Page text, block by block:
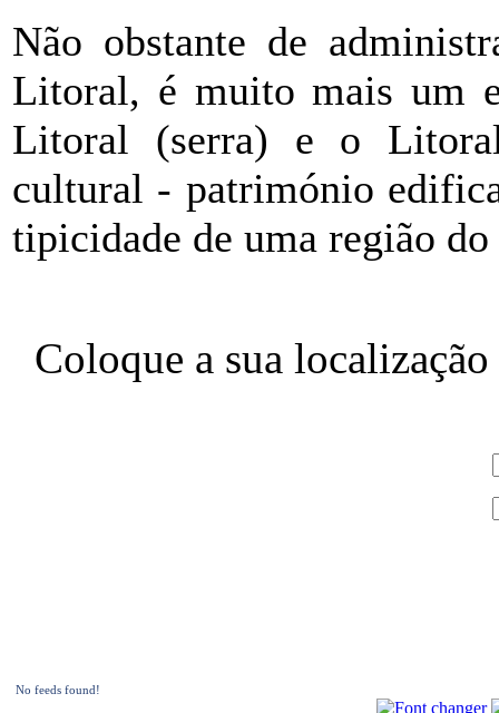
Não obstante de
Litoral, é muito mais um
Litoral (serra) e o
cultural - património
tipicidade de uma região
Coloque a sua
No feeds found!